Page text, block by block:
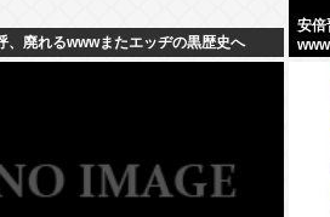
、廃れるwwwまたエッヂの黒歴史へ
安倍
www